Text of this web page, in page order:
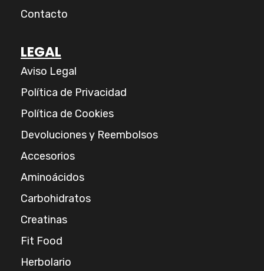
Contacto
LEGAL
Aviso Legal
Política de Privacidad
Política de Cookies
Devoluciones y Reembolsos
Accesorios
Aminoácidos
Carbohidratos
Creatinas
Fit Food
Herbolario